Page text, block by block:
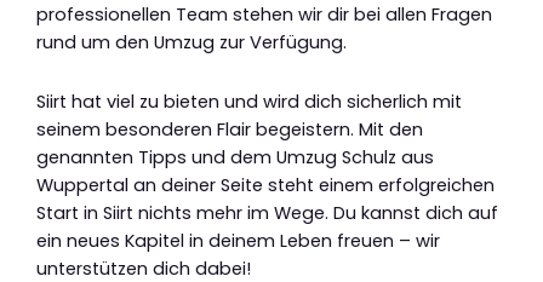
professionellen Team stehen wir dir bei allen Fragen
rund um den Umzug zur Verfügung.
Siirt hat viel zu bieten und wird dich sicherlich mit
seinem besonderen Flair begeistern. Mit den
genannten Tipps und dem Umzug Schulz aus
Wuppertal an deiner Seite steht einem erfolgreichen
Start in Siirt nichts mehr im Wege. Du kannst dich auf
ein neues Kapitel in deinem Leben freuen – wir
unterstützen dich dabei!